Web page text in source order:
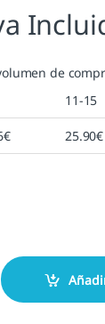
de
11-15
€ 25.90€
cantidad